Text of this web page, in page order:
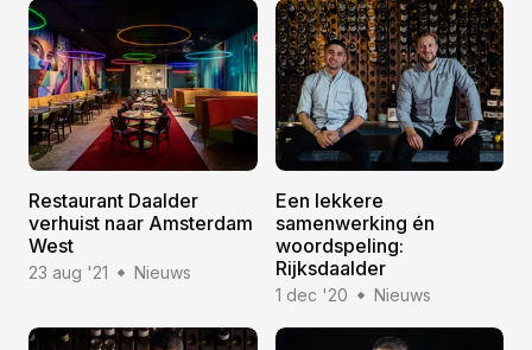
Restaurant Daalder
verhuist naar Amsterdam
West
23 aug '21 Nieuws
Een lekkere
samenwerking én
woordspeling:
Rijksdaalder
1 dec '20 Nieuws